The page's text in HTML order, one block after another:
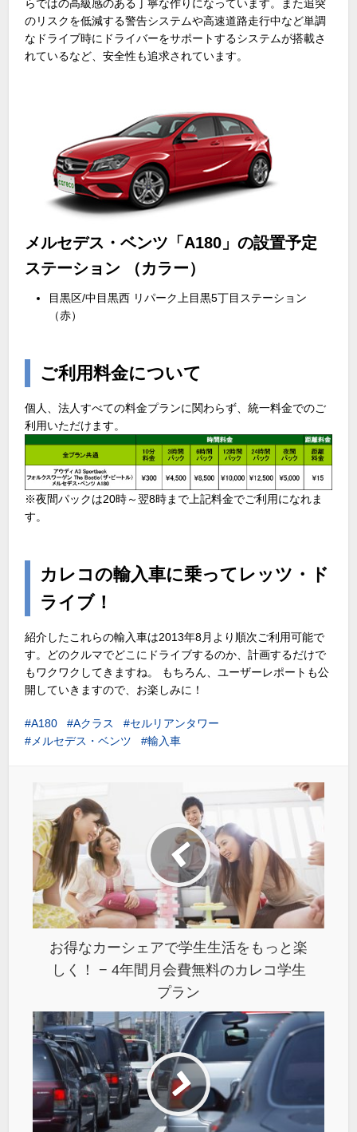
らではの高級感のある丁寧な作りになっています。また追突
のリスクを低減する警告システムや高速道路走行中など単調
なドライブ時にドライバーをサポートするシステムが搭載さ
れているなど、安全性も追求されています。
メルセデス・ベンツ「A180」の設置予定
ステーション （カラー）
目黒区/中目黒西 リパーク上目黒5丁目ステーション
（赤）
ご利用料金について
個人、法人すべての料金プランに関わらず、統一料金でのご
利用いただけます。
※夜間パックは20時～翌8時まで上記料金でご利用になれま
す。
カレコの輸入車に乗ってレッツ・ド
ライブ！
紹介したこれらの輸入車は2013年8月より順次ご利用可能で
す。どのクルマでどこにドライブするのか、計画するだけで
もワクワクしてきますね。 もちろん、ユーザーレポートも公
開していきますので、お楽しみに！
A180 Aクラス
セルリアンタワー
メルセデス・ベンツ
輸入車
お得なカーシェアで学生生活をもっと楽
しく！ − 4年間月会費無料のカレコ学生
プラン